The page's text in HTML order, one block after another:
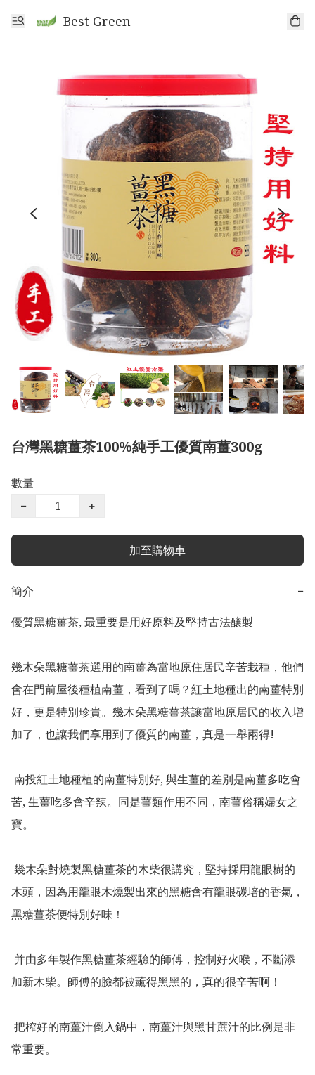
Best Green
台灣黑糖薑茶100%純手工優質南薑300g
數量
−
+
加至購物車
簡介
−
優質黑糖薑茶, 最重要是用好原料及堅持古法釀製
幾木朵黑糖薑茶選用的南薑為當地原住居民辛苦栽種，他們
會在門前屋後種植南薑，看到了嗎？紅土地種出的南薑特別
好，更是特別珍貴。幾木朵黑糖薑茶讓當地原居民的收入增
加了，也讓我們享用到了優質的南薑，真是一舉兩得!
苦, 生薑吃多會辛辣。同是薑類作用不同，南薑俗稱婦女之
寶。
木頭，因為用龍眼木燒製出來的黑糖會有龍眼碳培的香氣，
黑糖薑茶便特別好味！
加新木柴。師傅的臉都被薰得黑黑的，真的很辛苦啊！
常重要。